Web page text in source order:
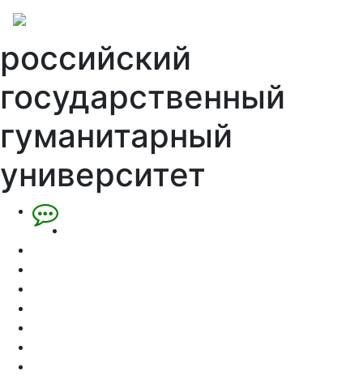
российский
государственный
гуманитарный
университет